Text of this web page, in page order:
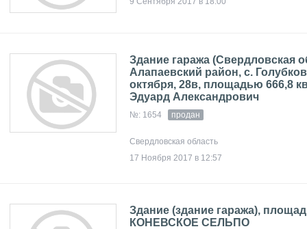
Здание гаража (Свердловская
Алапаевский район, с.
октября, 28в, площадью 666,8
Эдуард Александрович
№: 1654 продан
Свердловская область
17 Ноября 2017 в 12:57
Здание (здание гаража),
КОНЕВСКОЕ СЕЛЬПО